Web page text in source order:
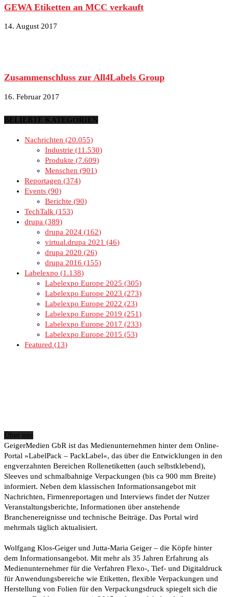
GEWA Etiketten an MCC verkauft
14. August 2017
Zusammenschluss zur All4Labels Group
16. Februar 2017
BELIEBTE KATEGORIEN
Nachrichten
20.055
Industrie
11.530
Produkte
7.609
Menschen
901
Reportagen
374
Events 90
Berichte
90
TechTalk
153
drupa 389
drupa 2024
162
virtual.drupa 2021
46
drupa 2020
26
drupa 2016
155
Labelexpo
1.138
Labelexpo Europe 2025
305
Labelexpo Europe 2023
273
Labelexpo Europe 2022
23
Labelexpo Europe 2019
251
Labelexpo Europe 2017
233
Labelexpo Europe 2015
53
Featured
13
Über uns
GeigerMedien GbR ist das Medienunternehmen hinter dem Online-
Portal »LabelPack – PackLabel«, das über die Entwicklungen in den
engverzahnten Bereichen Rollenetiketten (auch selbstklebend),
Sleeves und schmalbahnige Verpackungen (bis ca 900 mm Breite)
informiert. Neben dem klassischen Informationsangebot mit
Nachrichten, Firmenreportagen und Interviews findet der Nutzer
Veranstaltungsberichte, Informationen über anstehende
Branchenereignisse und technische Beiträge. Das Portal wird
mehrmals täglich aktualisiert.
Wolfgang Klos-Geiger und Jutta-Maria Geiger – die Köpfe hinter
dem Informationsangebot. Mit mehr als 35 Jahren Erfahrung als
Medienunternehmer für die Verfahren Flexo-, Tief- und Digitaldruck
für Anwendungsbereiche wie Etiketten, flexible Verpackungen und
Herstellung von Folien für den Verpackungsdruck spiegelt sich die